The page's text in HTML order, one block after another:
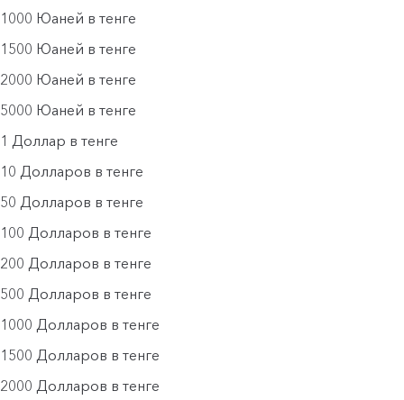
1000 Юаней в тенге
1500 Юаней в тенге
2000 Юаней в тенге
5000 Юаней в тенге
1 Доллар в тенге
10 Долларов в тенге
50 Долларов в тенге
100 Долларов в тенге
200 Долларов в тенге
500 Долларов в тенге
1000 Долларов в тенге
1500 Долларов в тенге
2000 Долларов в тенге